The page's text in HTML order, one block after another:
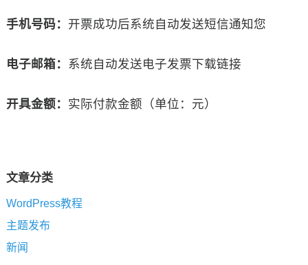
手机号码： 开票成功后系统自动发送短信通知您
电子邮箱： 系统自动发送电子发票下载链接
开具金额： 实际付款金额（单位：元）
文章分类
WordPress教程
主题发布
新闻